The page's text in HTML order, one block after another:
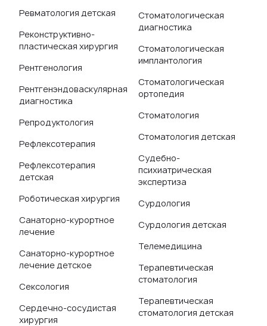
Ревматология детская
Реконструктивно-
пластическая хирургия
Рентгенология
Рентгенэндоваскулярная
диагностика
Репродуктология
Рефлексотерапия
Рефлексотерапия
детская
Роботическая хирургия
Санаторно-курортное
лечение
Санаторно-курортное
лечение детское
Сексология
Сердечно-сосудистая
хирургия
Стоматологическая
диагностика
Стоматологическая
имплантология
Стоматологическая
ортопедия
Стоматология
Стоматология детская
Судебно-
психиатрическая
экспертиза
Сурдология
Сурдология детская
Телемедицина
Терапевтическая
стоматология
Терапевтическая
стоматология детская